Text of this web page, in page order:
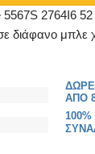
5567S 2764I6
διάφανο
ΑΠΟ